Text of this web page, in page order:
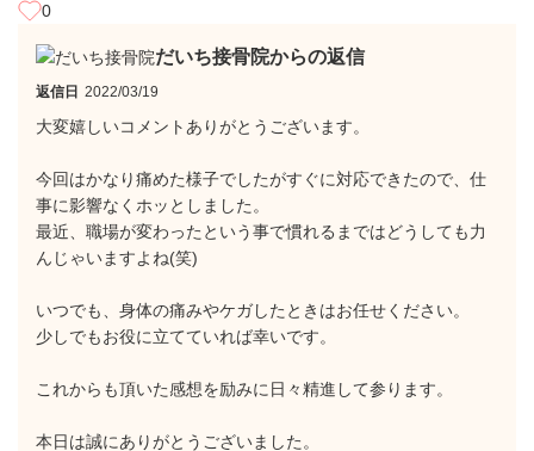
0
だいち接骨院からの返信
返信日 2022/03/19
大変嬉しいコメントありがとうございます。
今回はかなり痛めた様子でしたがすぐに対応できたので、仕
事に影響なくホッとしました。
最近、職場が変わったという事で慣れるまではどうしても力
んじゃいますよね(笑)
いつでも、身体の痛みやケガしたときはお任せください。
少しでもお役に立てていれば幸いです。
これからも頂いた感想を励みに日々精進して参ります。
本日は誠にありがとうございました。